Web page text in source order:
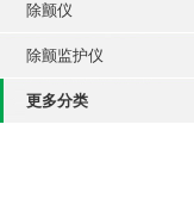
除颤仪
除颤监护仪
更多分类